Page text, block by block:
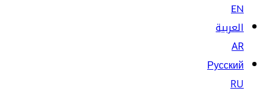
EN
العربية
AR
Русский
RU